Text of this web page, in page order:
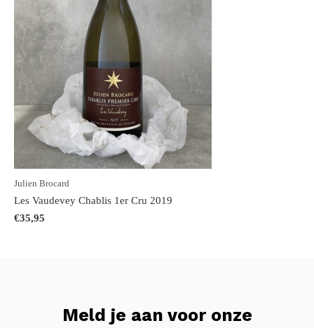
Julien Brocard
Les Vaudevey Chablis 1er Cru 2019
€35,95
Meld je aan voor onze